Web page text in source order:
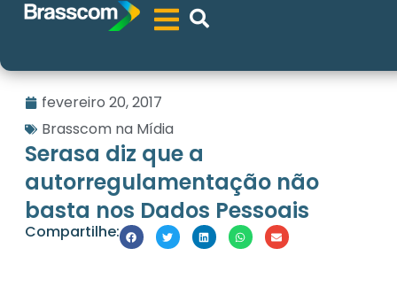
fevereiro 20, 2017
Brasscom na Mídia
Serasa diz que a
autorregulamentação não
basta nos Dados Pessoais
Compartilhe: